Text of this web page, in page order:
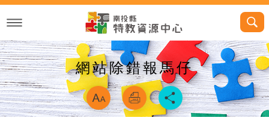
跳
主
內
容
網站除錯報馬仔 略過字型切換